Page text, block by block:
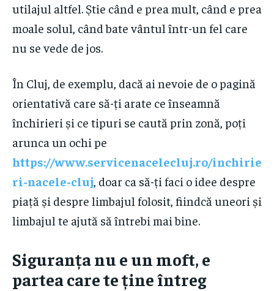
utilajul altfel. Știe când e prea mult, când e prea
moale solul, când bate vântul într-un fel care
nu se vede de jos.
În Cluj, de exemplu, dacă ai nevoie de o pagină
orientativă care să-ți arate ce înseamnă
închirieri și ce tipuri se caută prin zonă, poți
arunca un ochi pe
https://www.servicenacelecluj.ro/inchirie
ri-nacele-cluj, doar ca să-ți faci o idee despre
piață și despre limbajul folosit, fiindcă uneori și
limbajul te ajută să întrebi mai bine.
Siguranța nu e un moft, e
partea care te ține întreg